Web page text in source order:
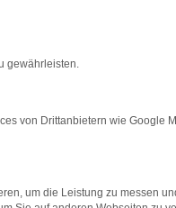
die Seite in
gewährleisten.
von Drittanbietern wie Google
um die Leistung zu messen